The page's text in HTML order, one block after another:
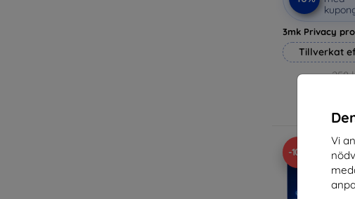
Vi
3mk Privacy
Tillverkat
258
I
-10%